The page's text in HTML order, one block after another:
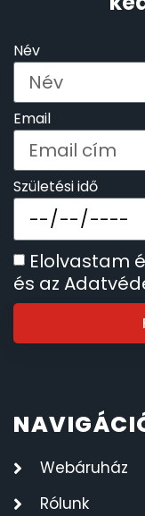
Név
Email
Születési idő
Elolvastam
és az
Webáruház
Rólunk